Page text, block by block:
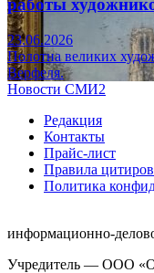
работы
23.06.2026
Полотна великих
Верфеля.
Новости СМИ2
Редакция
Контакты
Прайс-лист
Правила
Политика
информационно-
Учредитель — ООО